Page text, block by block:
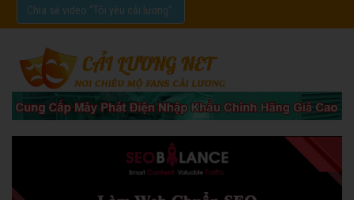
Chia sẻ video "Tôi yêu cải lương".